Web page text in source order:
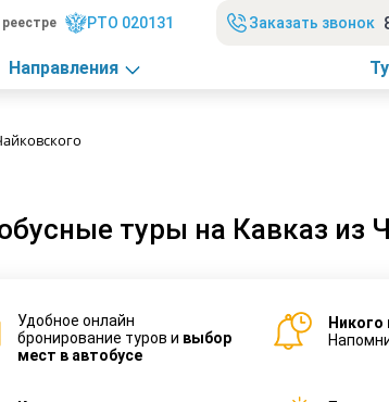
РТО 020131 Заказать звонок
Направления
туры на Кавказ из
Удобное онлайн
бронирование туров и выбор
мест в автобусе
Никого